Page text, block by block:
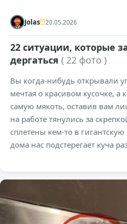
Jolas 20.05.2026
22 ситуации, которые
дергаться ( 22 фото )
Вы когда-нибудь открывали
мечтая о красивом кусочке, а
самую мякоть, оставив вам
на работе тянулись за
сплетены кем-то в
дома нас подстерегает куча